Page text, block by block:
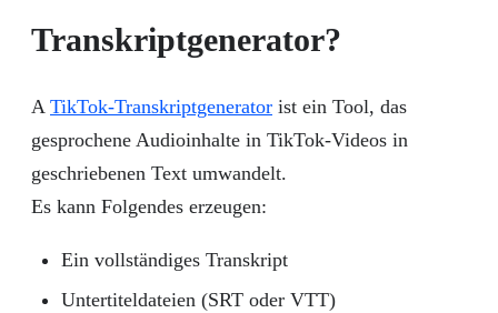
Transkriptgenerator?
A TikTok-Transkriptgenerator ist ein Tool, das
gesprochene Audioinhalte in TikTok-Videos in
geschriebenen Text umwandelt.
Es kann Folgendes erzeugen:
Ein vollständiges Transkript
Untertiteldateien (SRT oder VTT)